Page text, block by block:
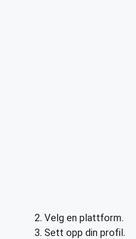
Velg en plattform.
Sett opp din profil.